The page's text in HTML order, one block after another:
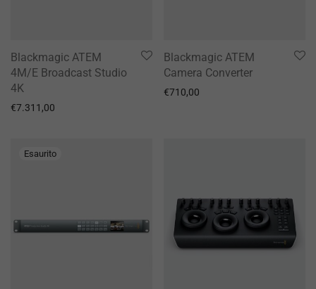
Blackmagic ATEM
4M/E Broadcast Studio
4K
€7.311,00
Blackmagic ATEM
Camera Converter
€710,00